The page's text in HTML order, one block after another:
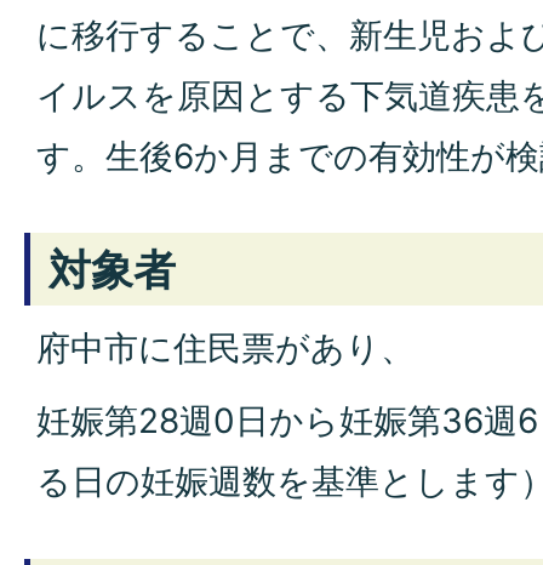
に移行することで、新生児およ
イルスを原因とする下気道疾患
す。生後6か月までの有効性が
対象者
府中市に住民票があり、
妊娠第28週0日から妊娠第36週
る日の妊娠週数を基準とします